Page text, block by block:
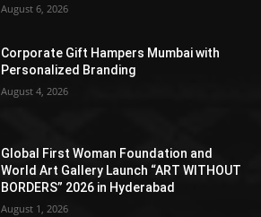
August 6, 2026
Corporate Gift Hampers Mumbai with
Personalized Branding
August 4, 2026
Global First Woman Foundation and
World Art Gallery Launch “ART WITHOUT
BORDERS” 2026 in Hyderabad
August 1, 2026